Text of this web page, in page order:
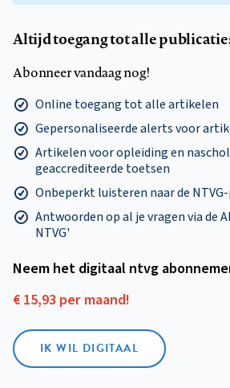
Altijd toegang tot alle
Abonneer vandaag nog!
Online toegang tot alle artikelen
Gepersonaliseerde alerts voor
Artikelen voor opleiding en
geaccrediteerde toetsen
Onbeperkt luisteren naar de
Antwoorden op al je vragen via de
NTVG'
Neem het digitaal ntvg
€ 15,93 per maand!
IK WIL DIGITAAL